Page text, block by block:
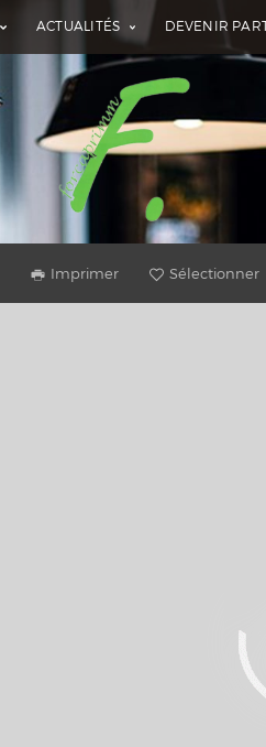
ACTUALITÉS DEVENIR
Imprimer Sélectionner